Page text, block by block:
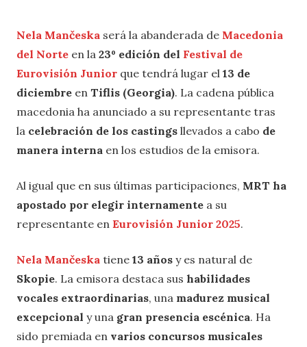
Nela Mančeska será la abanderada de Macedonia
del Norte en la 23º edición del Festival de
Eurovisión Junior que tendrá lugar el 13 de
diciembre en Tiflis (Georgia). La cadena pública
macedonia ha anunciado a su representante tras
la celebración de los castings llevados a cabo de
manera interna en los estudios de la emisora.
Al igual que en sus últimas participaciones, MRT ha
apostado por elegir internamente a su
representante en Eurovisión Junior 2025.
Nela Mančeska tiene 13 años y es natural de
Skopie. La emisora destaca sus habilidades
vocales extraordinarias, una madurez musical
excepcional y una gran presencia escénica. Ha
sido premiada en varios concursos musicales